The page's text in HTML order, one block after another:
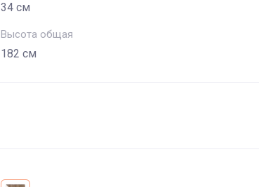
34 см
Высота общая
182 см